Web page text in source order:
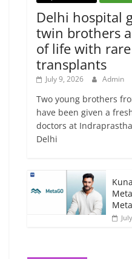
Delhi hospital
twin brothers
of life with
transplants
July 9, 2026 Admin
Two young brothers
have been given a
doctors at
Delhi